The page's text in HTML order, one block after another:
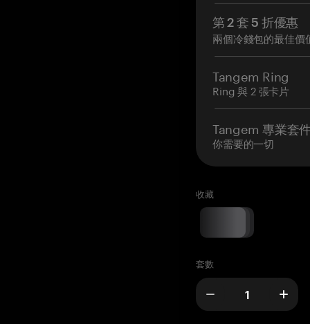
第 2 套 5 折優惠
兩個冷錢包的最佳價
Tangem Ring
Ring 與 2 張卡片
Tangem 專業套
你需要的一切
收藏
套數